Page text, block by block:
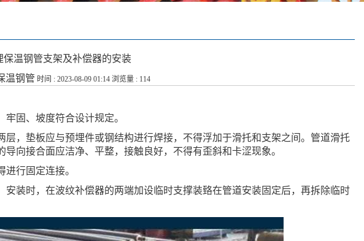
保温钢管支架及补偿器的安装
温钢管 时间 : 2023-08-09 01:14 浏览量 : 114
固、坡度符合设计规定。
，垫板应与预埋件或钢结构进行焊接，不得浮加于滑托和支架之间。管道滑托
向接合面应洁净、平整，接触良好，不得有歪斜和卡涩现象。
行固定连接。
装时，在波纹补偿器的两端加设临时支撑装臵在管道安装固定后，再拆除临时